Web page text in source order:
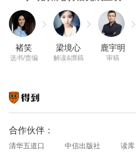
褚笑
选书/责编
梁境心
解读&撰稿
鹿宇明
审稿
合作伙伴：
清华五道口 中信出版社 读库